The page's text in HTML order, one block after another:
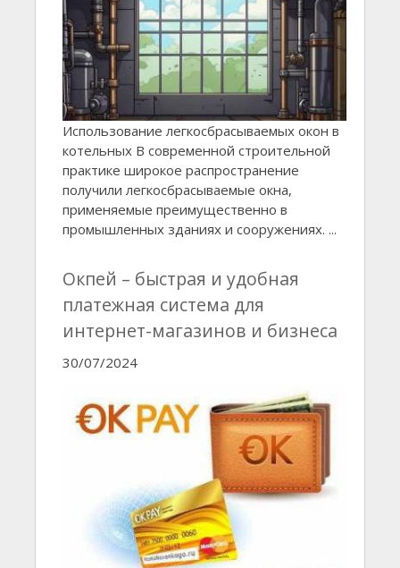
Использование легкосбрасываемых окон в
котельных В современной строительной
практике широкое распространение
получили легкосбрасываемые окна,
применяемые преимущественно в
промышленных зданиях и сооружениях. ...
Окпей – быстрая и удобная
платежная система для
интернет-магазинов и бизнеса
30/07/2024